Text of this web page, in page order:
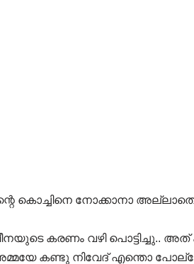
കൊച്ചിനെ നോക്കാനാ
കരണം വഴി പൊട്ടിച്ചു..
അമ്മയേ കണ്ടു നിവേദ് എന്തൊ